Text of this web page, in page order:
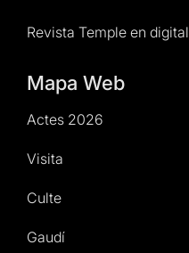
Revista Temple en digital
Mapa Web
Actes 2026
Visita
Culte
Gaudí